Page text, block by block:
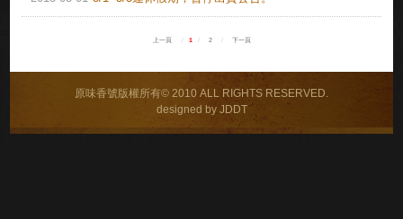
上一頁 / 1 / 2 / 下一頁
原味香號版權所有© 2010 ALL RIGHTS RESERVED.
designed by JDDT